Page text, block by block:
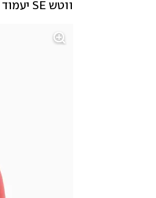
ווטש SE יעמוד על 279 דולר.